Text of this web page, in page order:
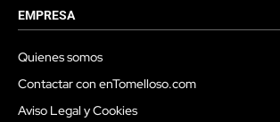
EMPRESA
Quienes somos
Contactar con enTomelloso.com
Aviso Legal y Cookies